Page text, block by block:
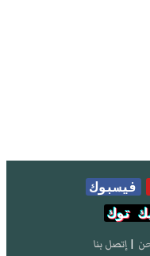
فيسبوك
توك
| إتصل بنا